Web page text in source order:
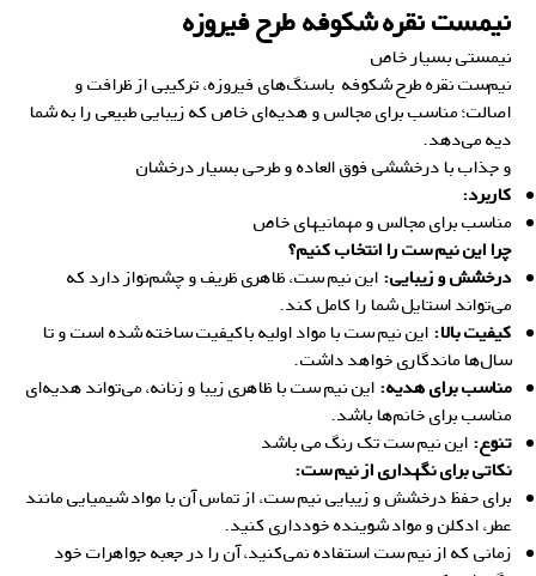
نیمست نقره شکوفه طرح فیروزه
نیمستی بسیار خاص
نیم‌ست نقره طرح شکوفه باسنگ‌های فیروزه، ترکیبی از ظرافت و
اصالت؛ مناسب برای مجالس و هدیه‌ای خاص که زیبایی طبیعی را به شما
دیه می‌دهد.
و جذاب با درخششی فوق العاده و طرحی بسیار درخشان
کاربرد:
مناسب برای مجالس و مهمانیهای خاص
چرا این نیم ست را انتخاب کنیم؟
درخشش و زیبایی: این نیم ست، ظاهری ظریف و چشم‌نواز دارد که
می‌تواند استایل شما را کامل کند.
کیفیت بالا: این نیم ست با مواد اولیه باکیفیت ساخته شده است و تا
سال‌ها ماندگاری خواهد داشت.
مناسب برای هدیه: این نیم ست با ظاهری زیبا و زنانه، می‌تواند هدیه‌ای
مناسب برای خانم‌ها باشد.
تنوع: این نیم ست تک رنگ می باشد
نکاتی برای نگهداری از نیم ست:
برای حفظ درخشش و زیبایی نیم ست، از تماس آن با مواد شیمیایی مانند
عطر، ادکلن و مواد شوینده خودداری کنید.
زمانی که از نیم ست استفاده نمی‌کنید، آن را در جعبه جواهرات خود